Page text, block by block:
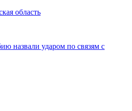
область
назвали ударом по связям с